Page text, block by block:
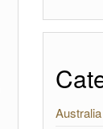
Australia